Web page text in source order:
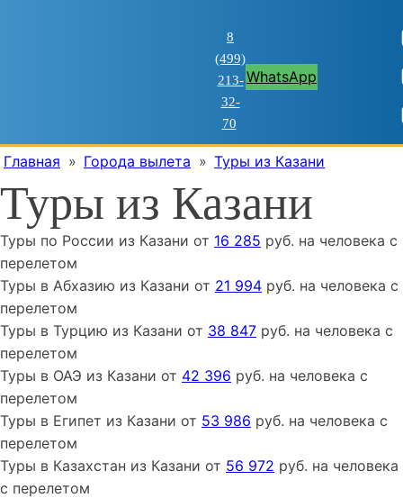
8
(499)
213-
32-
70
WhatsApp
Главная » Города вылета » Туры из Казани
Туры из Казани
Туры по России из Казани от 16 285 руб. на человека с
перелетом
Туры в Абхазию из Казани от 21 994 руб. на человека с
перелетом
Туры в Турцию из Казани от 38 847 руб. на человека с
перелетом
Туры в ОАЭ из Казани от 42 396 руб. на человека с
перелетом
Туры в Египет из Казани от 53 986 руб. на человека с
перелетом
Туры в Казахстан из Казани от 56 972 руб. на человека
с перелетом